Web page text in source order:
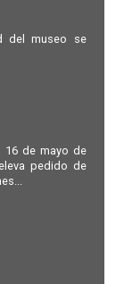
del museo se
16 de mayo de
pedido de